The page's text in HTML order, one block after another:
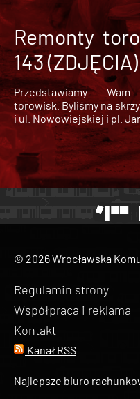
Remonty
143 (ZDJĘCIA)
Przedstawiamy
torowisk. Byliśmy na
i ul. Nowowiejskiej i pl.
© 2026 Wrocławska
Regulamin strony
Współpraca i reklama
Kontakt
Kanał RSS
Najlepsze biuro